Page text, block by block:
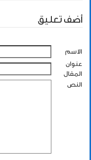
أضف تعليق
الاسم
عنوان
المقال
النص